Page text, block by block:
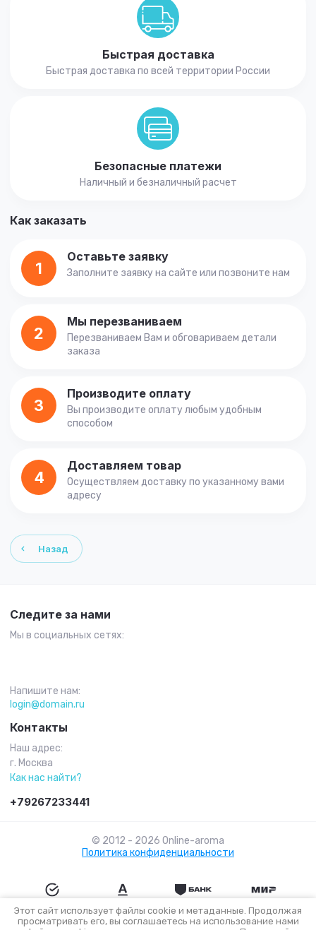
Быстрая доставка
Быстрая доставка по всей территории России
Безопасные платежи
Наличный и безналичный расчет
Как заказать
1
Оставьте заявку
Заполните заявку на сайте или позвоните нам
2
Мы перезваниваем
Перезваниваем Вам и обговариваем детали
заказа
3
Производите оплату
Вы производите оплату любым удобным
способом
4
Доставляем товар
Осуществляем доставку по указанному вами
адресу
Назад
Следите за нами
Мы в социальных сетях:
Напишите нам:
login@domain.ru
Контакты
Наш адрес:
г. Москва
Как нас найти?
+79267233441
© 2012 - 2026 Online-aroma
Политика конфиденциальности
Этот сайт использует файлы cookie и метаданные. Продолжая
просматривать его, вы соглашаетесь на использование нами